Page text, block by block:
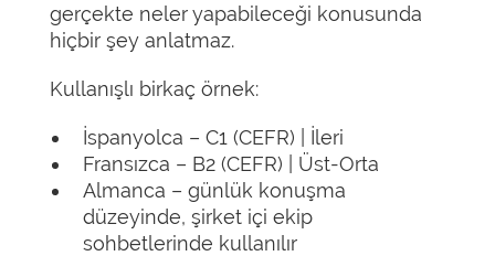
gerçekte neler yapabileceği konusunda
hiçbir şey anlatmaz.
Kullanışlı birkaç örnek:
İspanyolca – C1 (CEFR) | İleri
Fransızca – B2 (CEFR) | Üst-Orta
Almanca – günlük konuşma
düzeyinde, şirket içi ekip
sohbetlerinde kullanılır